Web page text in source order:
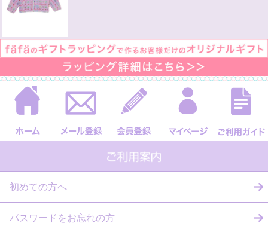
初めての方へ
パスワードをお忘れの方